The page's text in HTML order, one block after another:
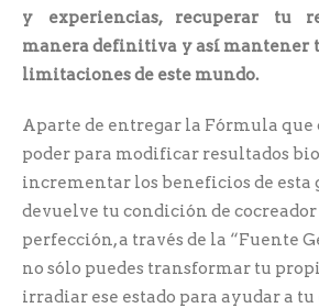
y experiencias, recuperar tu
manera definitiva y así mantener
limitaciones de este mundo.
Aparte de entregar la Fórmula que
poder para modificar resultados
incrementar los beneficios de esta
devuelve tu condición de cocreador
perfección, a través de la “Fuente
no sólo puedes transformar tu
irradiar ese estado para ayudar a